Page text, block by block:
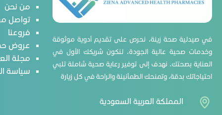
هيربال إيسنس
بيبي ويل
بيوميل
رونالاك
أوز ناتشورالز
سيرافي
في صيدلية صحة زينة، نحرص على تقديم أدوية موثوقة
وخدمات صحية عالية الجودة، لنكون شريكك الأول في
العناية بصحتك. نهدف إلى توفير رعاية صحية شاملة تلبي
احتياجاتك بدقة، وتمنحك الطمأنينة والراحة في كل زيارة
المملكة العربية السعودية
من نحن
تواصل
فروعنا
عروض
مجلة
سياسة